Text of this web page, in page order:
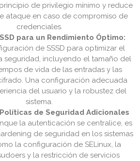
de privilegio mínimo y reduce
ataque en caso de compromiso de
credenciales.
para un Rendimiento Óptimo:
de SSSD para optimizar el
seguridad, incluyendo el tamaño del
de vida de las entradas y las
Una configuración adecuada
del usuario y la robustez del
sistema.
de Seguridad Adicionales
la autenticación se centralice, es
de seguridad en los sistemas
la configuración de SELinux, la
y la restricción de servicios